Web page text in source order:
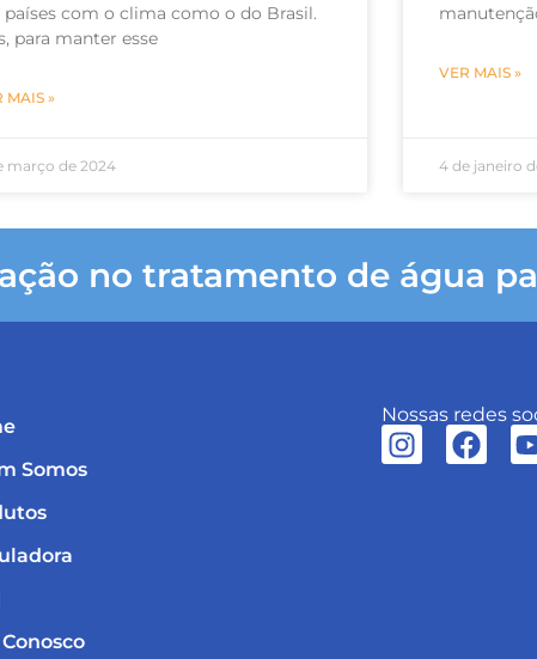
países com o clima como o do Brasil.
para manter esse
MAIS »
março de 2024
VER MAIS »
4 de janeiro
no tratamento de água
Somos
Nossas redes